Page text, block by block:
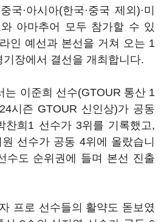
국·아시아(한국·중국 제외)·미
아마추어 모두 참가할 수 있
인 예선과 본선을 거쳐 오는 1
장에서 결선을 개최합니다.
는 이준희 선수(GTOUR 통산 1
시즌 GTOUR 신인상)가 공동
찬희1 선수가 3위를 기록했고,
선수가 공동 4위에 올랐습니
수도 순위권에 들며 본선 진출
프로 선수들의 활약도 돋보였